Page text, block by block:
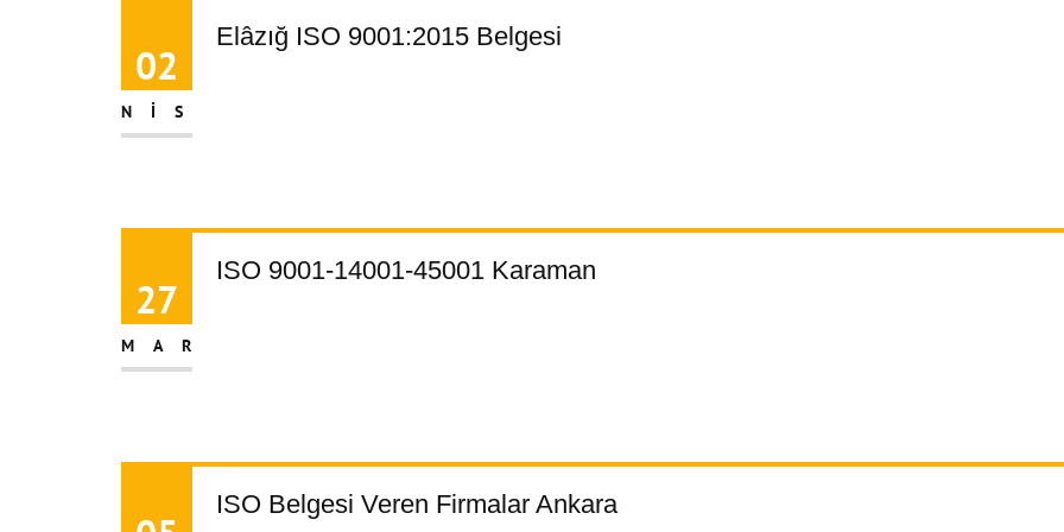
02
NIS
Elâzığ ISO 9001:2015 Belgesi
27
MAR
ISO 9001-14001-45001 Karaman
ISO Belgesi Veren Firmalar Ankara